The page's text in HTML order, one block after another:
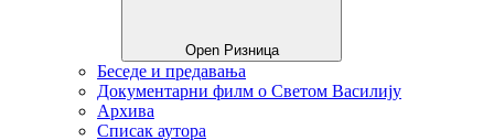
Open Ризница
Беседе и предавања
Документарни филм о Светом Василију
Архива
Списак аутора